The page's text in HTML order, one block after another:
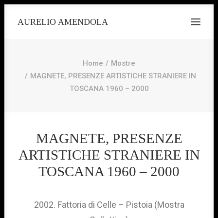
AURELIO AMENDOLA
Home
Mostre
MAGNETE, PRESENZE ARTISTICHE STRANIERE IN
TOSCANA 1960 – 2000
MAGNETE, PRESENZE
ARTISTICHE STRANIERE IN
TOSCANA 1960 – 2000
2002. Fattoria di Celle – Pistoia (Mostra